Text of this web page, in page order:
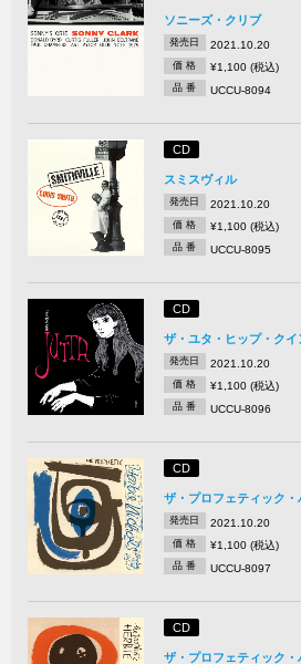
ソニーズ・クリブ
発売日 2021.10.20
価 格 ¥1,100 (税込)
品 番 UCCU-8094
CD
スミスヴィル
発売日 2021.10.20
価 格 ¥1,100 (税込)
品 番 UCCU-8095
CD
ザ・ユタ・ヒップ・クイ
発売日 2021.10.20
価 格 ¥1,100 (税込)
品 番 UCCU-8096
CD
ザ・プロフェティック
発売日 2021.10.20
価 格 ¥1,100 (税込)
品 番 UCCU-8097
CD
ザ・プロフェティック